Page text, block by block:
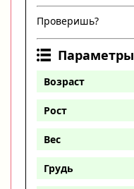
Проверишь?
Параметры
Возраст
Рост
Вес
Грудь